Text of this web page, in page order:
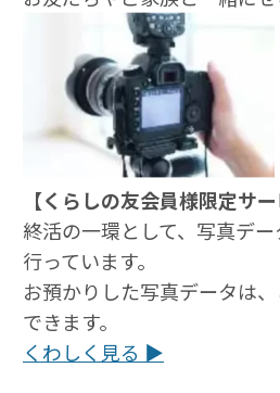
【くらしの友会員様限定サー
終活の一環として、写真デ
行っています。
お預かりした写真データは
できます。
くわしく見る ▶